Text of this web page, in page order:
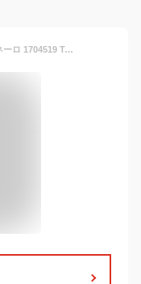
タケオキクチ 財布 小銭入れ メンズ テネーロ 1704519 TAKEO KIKUCHI コインケース 本革 クロムレザー キクチタケオ ブランド専用BOX付き [DL10][即日発送]